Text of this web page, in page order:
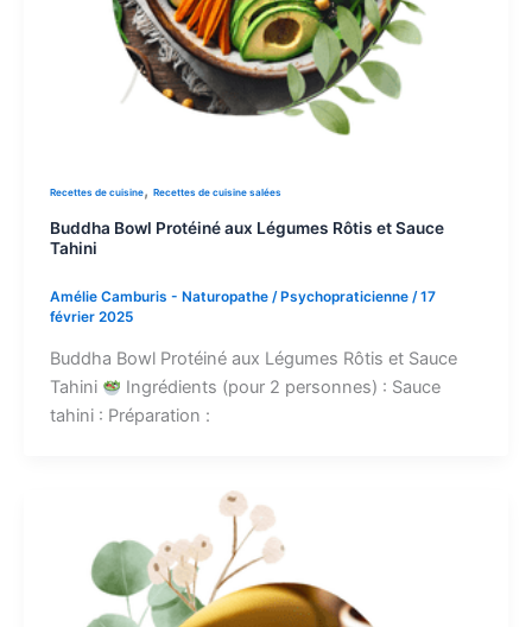
Recettes de cuisine, Recettes de cuisine salées
Buddha Bowl Protéiné aux Légumes Rôtis et Sauce
Tahini
Amélie Camburis - Naturopathe / Psychopraticienne /17
février 2025
Buddha Bowl Protéiné aux Légumes Rôtis et Sauce
Tahini
Ingrédients (pour 2 personnes) : Sauce
tahini : Préparation :